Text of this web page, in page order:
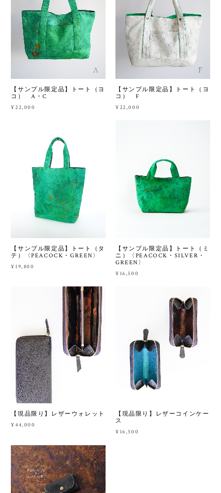
【サンプル限定品】トート（ヨ
コ） A・C
¥22,000
【サンプル限定品】トート（ヨ
コ） F
¥22,000
【サンプル限定品】トート（タ
テ）〈PEACOCK・GREEN〉
¥19,800
【サンプル限定品】トート（ミ
ニ）〈PEACOCK・SILVER・
GREEN〉
¥16,500
【現品限り】レザーウォレット
¥44,000
【現品限り】レザーコインケー
ス
¥16,500